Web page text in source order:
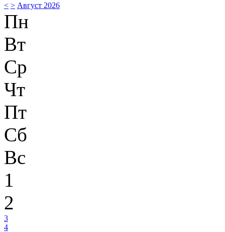
< > Август 2026
Пн
Вт
Ср
Чт
Пт
Сб
Вс
1
2
3
4